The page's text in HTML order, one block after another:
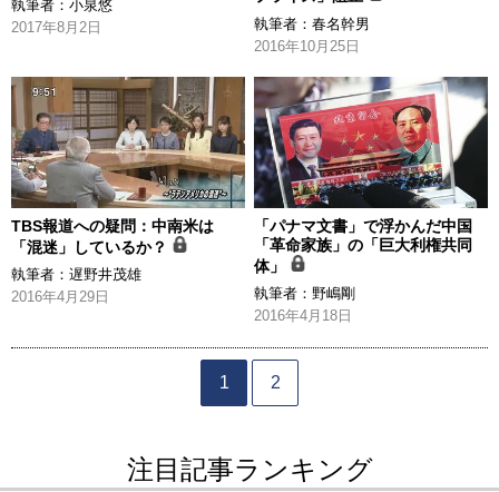
執筆者： 小泉悠
2017年8月2日
執筆者：春名幹男
2016年10月25日
TBS報道への疑問：中南米は
「混迷」しているか？
執筆者： 遅野井茂雄
2016年4月29日
「パナマ文書」で浮かんだ中国
「革命家族」の「巨大利権共同
体」
執筆者：野嶋剛
2016年4月18日
1 2
注目記事ランキング